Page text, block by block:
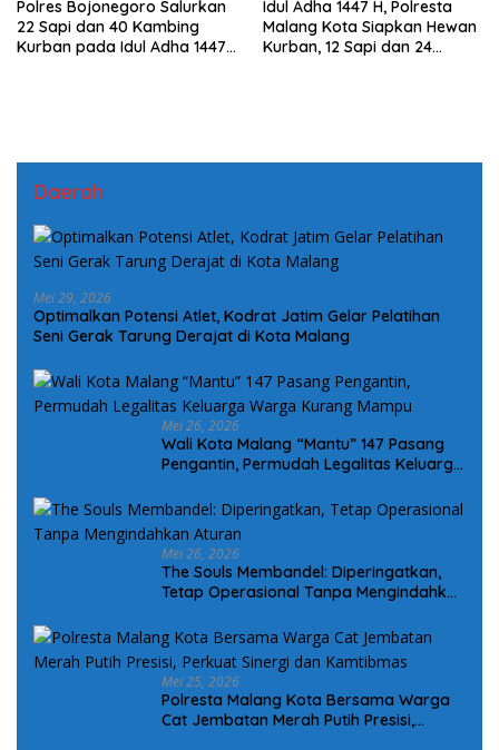
Polres Bojonegoro Salurkan
22 Sapi dan 40 Kambing
Kurban pada Idul Adha 1447
Idul Adha 1447 H, Polresta
Malang Kota Siapkan Hewan
Kurban, 12 Sapi dan 24
Daerah
Mei 29, 2026
Optimalkan Potensi Atlet, Kodrat Jatim Gelar Pelatihan
Seni Gerak Tarung Derajat di Kota Malang
Mei 26, 2026
Wali Kota Malang “Mantu” 147 Pasang
Pengantin, Permudah Legalitas Keluarga
Mei 26, 2026
The Souls Membandel: Diperingatkan,
Tetap Operasional Tanpa Mengindahkan
Mei 25, 2026
Polresta Malang Kota Bersama Warga
Cat Jembatan Merah Putih Presisi,